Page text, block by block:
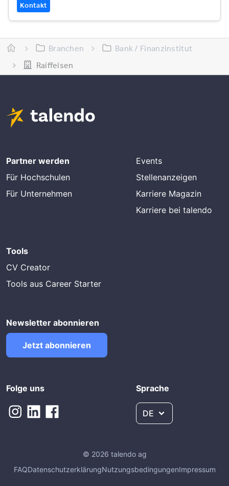
Kontakt
Branchen
Bank / Finanzinstitut
Raiffeisen
Partner werden
Für Hochschulen
Für Unternehmen
Events
Stellenanzeigen
Karriere Magazin
Karriere bei talendo
Tools
CV Creator
Tools aus Career Starter
Newsletter abonnieren
Jetzt abonnieren
Folge uns Sprache
DE
© 2026 talendo ag
FAQDatenschutzerklärungNutzungsbedingungenImpressum